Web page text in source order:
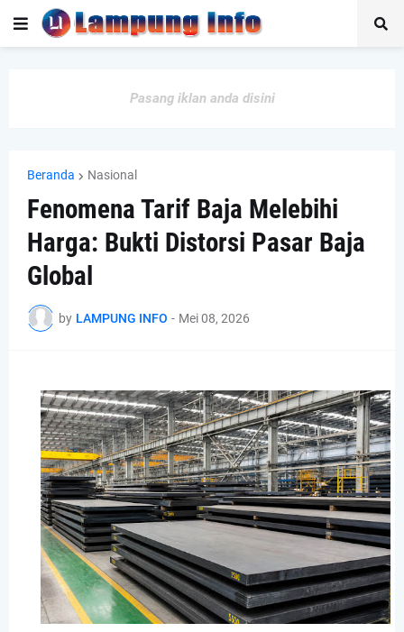
Pasang iklan anda disini
Beranda Nasional
Fenomena Tarif Baja Melebihi
Harga: Bukti Distorsi Pasar Baja
Global
by LAMPUNG INFO - Mei 08, 2026